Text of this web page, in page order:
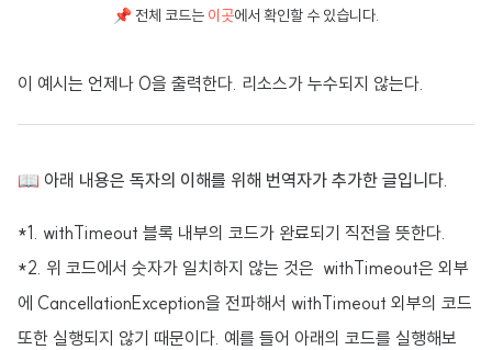
📌 전체 코드는 이곳에서 확인할 수 있습니다.
이 예시는 언제나 0을 출력한다. 리소스가 누수되지 않는다.
📖 아래 내용은 독자의 이해를 위해 번역자가 추가한 글입니다.
*1. withTimeout 블록 내부의 코드가 완료되기 직전을 뜻한다.
*2. 위 코드에서 숫자가 일치하지 않는 것은 withTimeout은 외부
에 CancellationException을 전파해서 withTimeout 외부의 코드
또한 실행되지 않기 때문이다. 예를 들어 아래의 코드를 실행해보